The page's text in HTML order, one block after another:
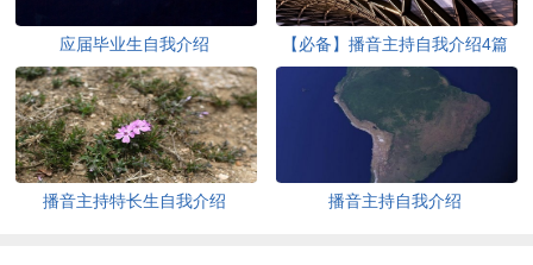
应届毕业生自我介绍 【必备】播音主持自我介绍4篇
播音主持特长生自我介绍 播音主持自我介绍